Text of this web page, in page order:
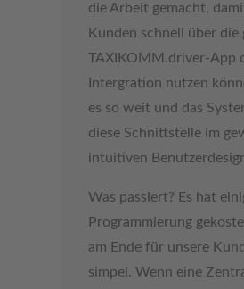
die Arbeit gemacht,
Kunden schnell über die
TAXIKOMM.driver-App
Intergration nutzen
es so weit und das
diese Schnittstelle im
intuitiven
Was passiert? Es hat
Programmierung
am Ende für unsere
simpel. Wenn eine